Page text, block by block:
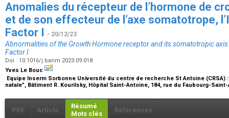
Anomalies du récepteur de l’hormone de
et de son effecteur de l’axe somatotrope,
Factor I - 20/12/23
Abnormalities of the Growth Hormone receptor and its somatotropic
Factor I
Doi : 10.1016/j.banm.2023.09.018
Yves Le Bouc
Equipe Inserm Sorbonne Université du centre de recherche St Antoine
natale”, Bâtiment R. Kourilsky, Hôpital Saint-Antoine, 184, rue du Faubourg-
PDF Article
Résumé
Mots clés
Références